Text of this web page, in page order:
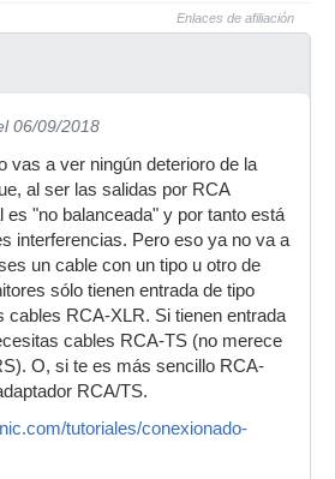
Enlaces de afiliación
06/09/2018
vas a ver ningún deterioro de la
al ser las salidas por RCA
es "no balanceada" y por tanto está
interferencias. Pero eso ya no va a
un cable con un tipo u otro de
sólo tienen entrada de tipo
cables RCA-XLR. Si tienen entrada
cables RCA-TS (no merece
O, si te es más sencillo RCA-
RCA/TS.
tutoriales/conexionado-